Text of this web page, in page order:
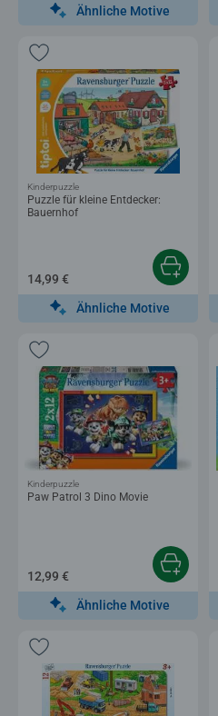
Ähnliche Motive
Puzzle für kleine Entdecker:
Bauernhof
Kinderpuzzle
14,99 €
Ähnliche Motive
Paw Patrol 3 Dino Movie
Kinderpuzzle
12,99 €
Ähnliche Motive